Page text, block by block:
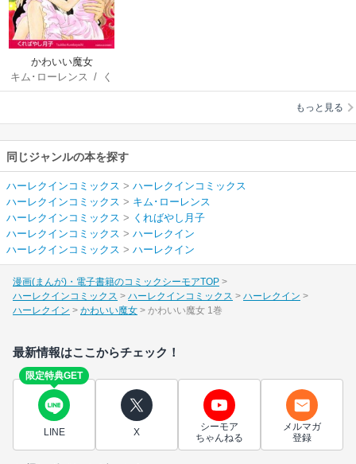
かわいい魔女
キム･ローレンス /
く
ればやし月子
もっと見る
同じジャンルの本を探す
ハーレクインコミックス > ハーレクインコミックス
ハーレクインコミックス > キム･ローレンス
ハーレクインコミックス > くればやし月子
ハーレクインコミックス > ハーレクイン
ハーレクインコミックス > ハーレクイン
漫画(まんが)・電子書籍のコミックシーモアTOP
ハーレクインコミックス
ハーレクインコミックス
ハーレクイン
ハーレクイン
かわいい魔女 かわいい魔女 1巻
最新情報はここからチェック！
限定特典GET
LINE X
シーモア
ちゃんねる
メルマガ
登録